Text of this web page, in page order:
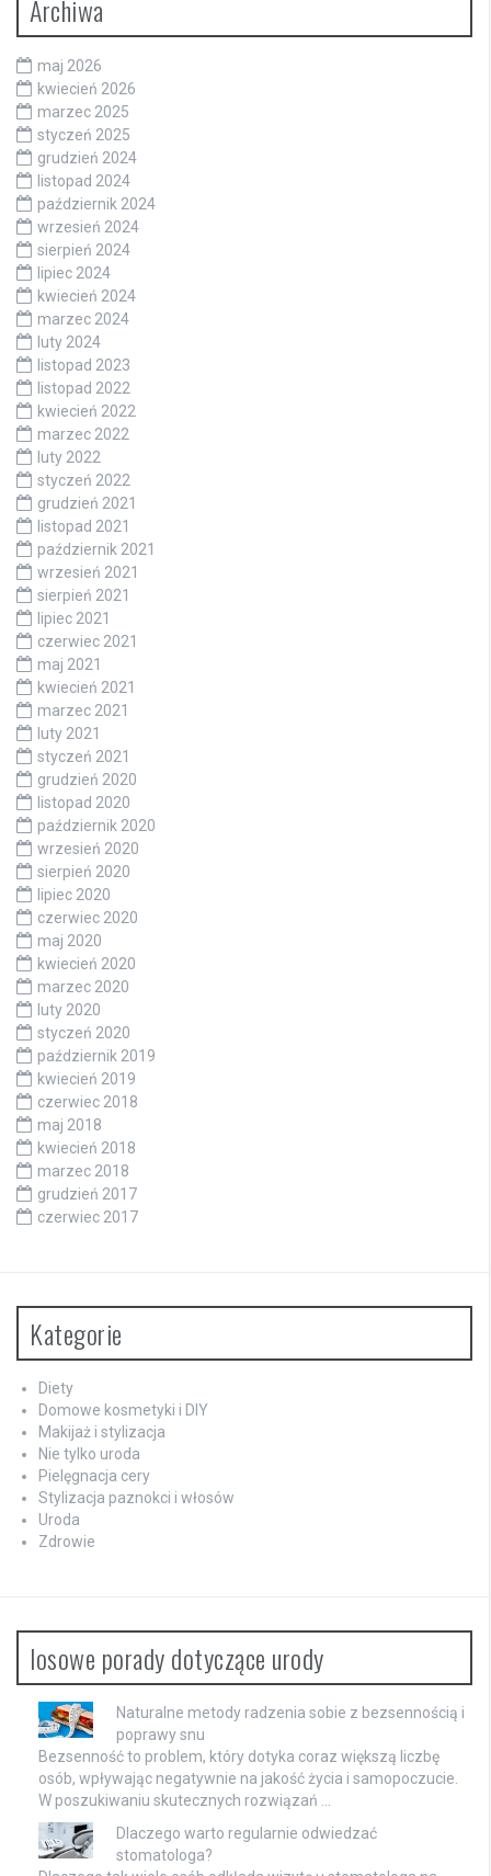
Archiwa
maj 2026
kwiecień 2026
marzec 2025
styczeń 2025
grudzień 2024
listopad 2024
październik 2024
wrzesień 2024
sierpień 2024
lipiec 2024
kwiecień 2024
marzec 2024
luty 2024
listopad 2023
listopad 2022
kwiecień 2022
marzec 2022
luty 2022
styczeń 2022
grudzień 2021
listopad 2021
październik 2021
wrzesień 2021
sierpień 2021
lipiec 2021
czerwiec 2021
maj 2021
kwiecień 2021
marzec 2021
luty 2021
styczeń 2021
grudzień 2020
listopad 2020
październik 2020
wrzesień 2020
sierpień 2020
lipiec 2020
czerwiec 2020
maj 2020
kwiecień 2020
marzec 2020
luty 2020
styczeń 2020
październik 2019
kwiecień 2019
czerwiec 2018
maj 2018
kwiecień 2018
marzec 2018
grudzień 2017
czerwiec 2017
Kategorie
Diety
Domowe kosmetyki i DIY
Makijaż i stylizacja
Nie tylko uroda
Pielęgnacja cery
Stylizacja paznokci i włosów
Uroda
Zdrowie
losowe porady dotyczące urody
Naturalne metody radzenia sobie z bezsennością i
poprawy snu
Bezsenność to problem, który dotyka coraz większą liczbę
osób, wpływając negatywnie na jakość życia i samopoczucie.
W poszukiwaniu skutecznych rozwiązań …
Dlaczego warto regularnie odwiedzać
stomatologa?